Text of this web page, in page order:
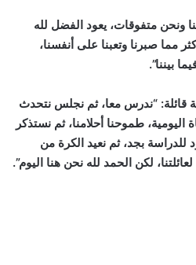
ونحن متفوقات، يعود الفضل لله
مما صبرنا وتعبنا على أنفسنا،
بيننا”.
قائلة: “ندرس معا، ثم نجلس نتحدث
اليومية، طموحنا أحلامنا، ثم نستذكر
للدراسة بجد، ثم نعيد الكرة من
لكن الحمد لله نحن هنا اليوم”.